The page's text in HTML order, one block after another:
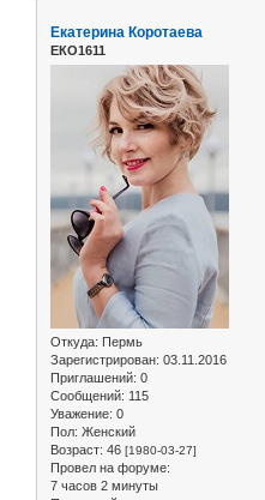
Екатерина Коротаева
ЕКО1611
Откуда: Пермь
Зарегистрирован: 03.11.2016
Приглашений: 0
Сообщений: 115
Уважение: 0
Пол: Женский
Возраст: 46 [1980-03-27]
Провел на форуме:
7 часов 2 минуты